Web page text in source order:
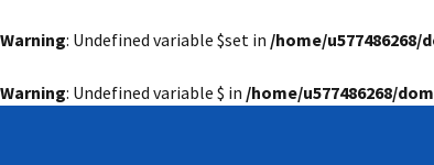
Warning: Undefined variable $set in /home/
Warning: Undefined variable $ in /home/u577486268/